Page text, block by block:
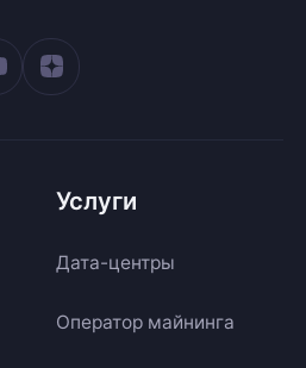
Услуги
Дата-центры
Оператор майнинга